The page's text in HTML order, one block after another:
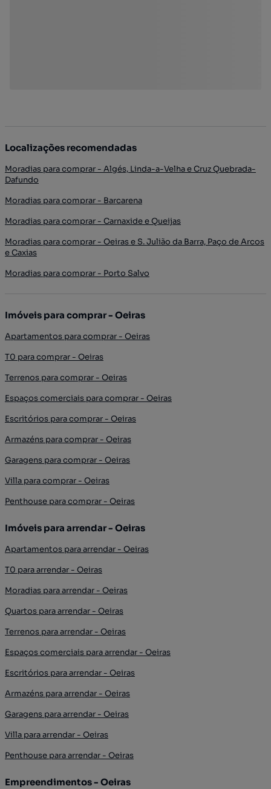
Localizações recomendadas
Moradias para comprar - Algés, Linda-a-Velha e Cruz Quebrada-
Dafundo
Moradias para comprar - Barcarena
Moradias para comprar - Carnaxide e Queijas
Moradias para comprar - Oeiras e S. Julião da Barra, Paço de Arcos
e Caxias
Moradias para comprar - Porto Salvo
Imóveis para comprar - Oeiras
Apartamentos para comprar - Oeiras
T0 para comprar - Oeiras
Terrenos para comprar - Oeiras
Espaços comerciais para comprar - Oeiras
Escritórios para comprar - Oeiras
Armazéns para comprar - Oeiras
Garagens para comprar - Oeiras
Villa para comprar - Oeiras
Penthouse para comprar - Oeiras
Imóveis para arrendar - Oeiras
Apartamentos para arrendar - Oeiras
T0 para arrendar - Oeiras
Moradias para arrendar - Oeiras
Quartos para arrendar - Oeiras
Terrenos para arrendar - Oeiras
Espaços comerciais para arrendar - Oeiras
Escritórios para arrendar - Oeiras
Armazéns para arrendar - Oeiras
Garagens para arrendar - Oeiras
Villa para arrendar - Oeiras
Penthouse para arrendar - Oeiras
Empreendimentos - Oeiras